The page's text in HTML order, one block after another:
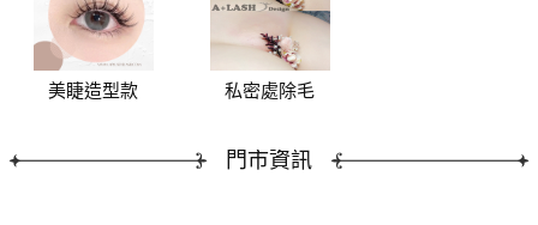
美睫造型款 私密處除毛
門市資訊